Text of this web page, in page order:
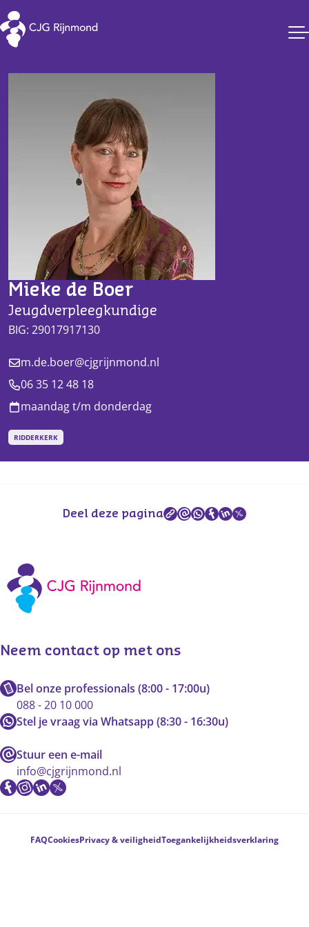
CJG Rijnmond
Mieke de Boer
Jeugdverpleegkundige
BIG: 29017917130
m.de.boer@cjgrijnmond.nl
06 35 12 48 18
maandag t/m donderdag
RIDDERKERK
Deel deze pagina
Neem contact op met ons
Bel onze professionals (8:00 - 17:00u)
088 - 20 10 000
Stel je vraag via Whatsapp (8:30 - 16:30u)
Stuur een e-mail
info@cjgrijnmond.nl
Voetnavigatie
FAQCookiesPrivacy & veiligheidToegankelijkheidsverklaring